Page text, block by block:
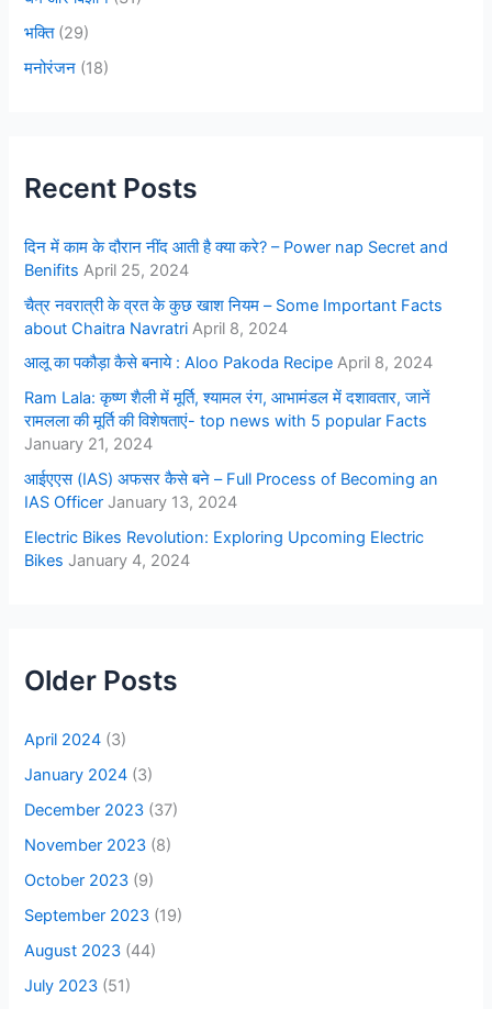
भक्ति(29)
मनोरंजन (18)
Recent Posts
दिन में काम के दौरान नींद आती है क्या करे? – Power nap Secret and
Benifits April 25, 2024
चैत्र नवरात्री के व्रत के कुछ खाश नियम – Some Important Facts
about Chaitra Navratri April 8, 2024
आलू का पकौड़ा कैसे बनाये : Aloo Pakoda Recipe April 8, 2024
Ram Lala: कृष्ण शैली में मूर्ति, श्यामल रंग, आभामंडल में दशावतार, जानें
रामलला की मूर्ति की विशेषताएं- top news with 5 popular Facts
January 21, 2024
आईएएस (IAS) अफसर कैसे बने – Full Process of Becoming an
IAS Officer January 13, 2024
Electric Bikes Revolution: Exploring Upcoming Electric
Bikes January 4, 2024
Older Posts
April 2024 (3)
January 2024 (3)
December 2023 (37)
November 2023 (8)
October 2023 (9)
September 2023 (19)
August 2023 (44)
July 2023 (51)